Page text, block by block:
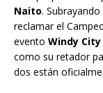
Naito.
reclamar el
evento Windy
como su retador
dos están